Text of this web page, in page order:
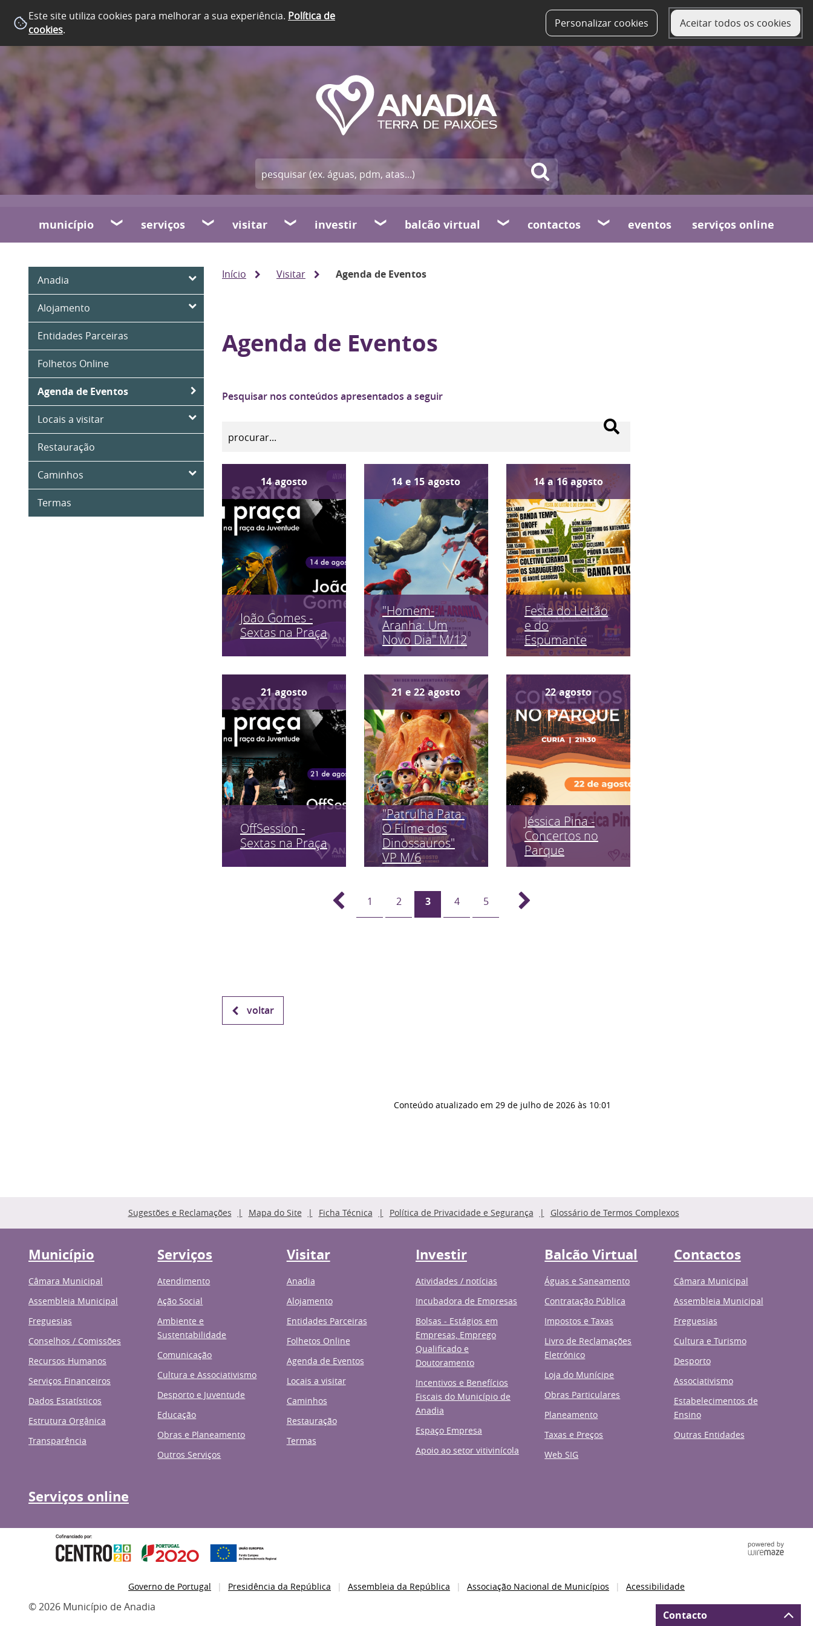
Este site utiliza cookies para melhorar a sua experiência. Política de
cookies. Personalizar cookies Aceitar todos os cookies
município serviços visitar investir balcão virtual contactos eventos serviços online
Anadia
Alojamento
Entidades Parceiras
Folhetos Online
Agenda de Eventos
Locais a visitar
Restauração
Caminhos
Termas
Início Visitar Agenda de Eventos
Agenda de Eventos
Pesquisar nos conteúdos apresentados a seguir
14 agosto
João Gomes -
Sextas na Praça
14 e 15 agosto
"Homem-
Aranha: Um
Novo Dia" M/12
14 a 16 agosto
Festa do Leitão
e do
Espumante
21 agosto
OffSession -
Sextas na Praça
21 e 22 agosto
"Patrulha Pata:
O Filme dos
Dinossauros"
VP M/6
22 agosto
Jéssica Pina -
Concertos no
Parque
1 2 3 4 5
voltar
Conteúdo atualizado em 29 de julho de 2026 às 10:01
Sugestões e Reclamações Mapa do Site Ficha Técnica Política de Privacidade e Segurança Glossário de Termos Complexos
Município
Câmara Municipal
Assembleia Municipal
Freguesias
Conselhos / Comissões
Recursos Humanos
Serviços Financeiros
Dados Estatísticos
Estrutura Orgânica
Transparência
Serviços
Atendimento
Ação Social
Ambiente e
Sustentabilidade
Comunicação
Cultura e Associativismo
Desporto e Juventude
Educação
Obras e Planeamento
Outros Serviços
Visitar
Anadia
Alojamento
Entidades Parceiras
Folhetos Online
Agenda de Eventos
Locais a visitar
Caminhos
Restauração
Termas
Investir
Atividades / notícias
Incubadora de Empresas
Bolsas - Estágios em
Empresas, Emprego
Qualificado e
Doutoramento
Incentivos e Benefícios
Fiscais do Município de
Anadia
Espaço Empresa
Apoio ao setor vitivinícola
Balcão Virtual
Águas e Saneamento
Contratação Pública
Impostos e Taxas
Livro de Reclamações
Eletrónico
Loja do Munícipe
Obras Particulares
Planeamento
Taxas e Preços
Web SIG
Contactos
Câmara Municipal
Assembleia Municipal
Freguesias
Cultura e Turismo
Desporto
Associativismo
Estabelecimentos de
Ensino
Outras Entidades
Serviços online
Governo de Portugal Presidência da República Assembleia da República Associação Nacional de Municípios Acessibilidade
© 2026 Município de Anadia
Contacto